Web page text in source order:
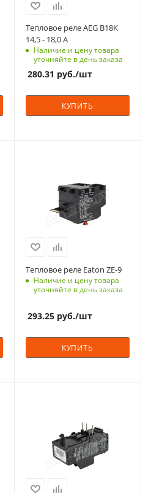
Тепловое реле AEG B18K
14,5 - 18,0 A
Наличие и цену товара
уточняйте в день заказа
280.31 руб./шт
КУПИТЬ
Тепловое реле Eaton ZE-9
Наличие и цену товара
уточняйте в день заказа
293.25руб./шт
КУПИТЬ